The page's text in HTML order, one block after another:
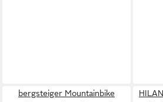
bergsteiger Mountainbike